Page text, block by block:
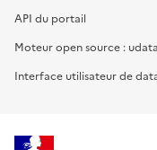
API du portail
Moteur open source : udata
Interface utilisateur de